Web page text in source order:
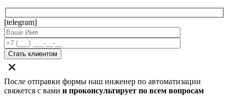
[telegram]
После отправки формы наш инженер по автоматизации
свяжется с вами и проконсультирует по всем вопросам